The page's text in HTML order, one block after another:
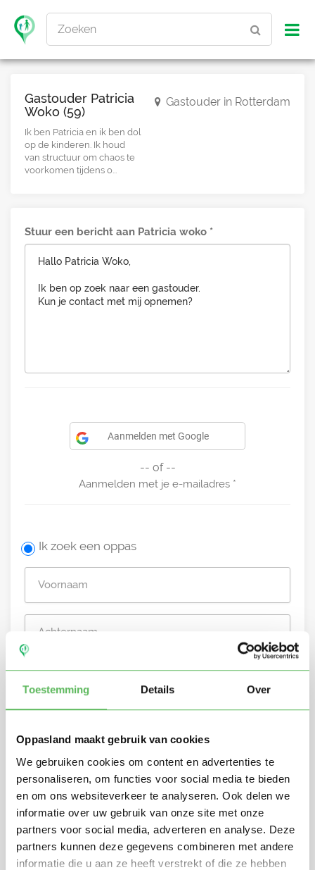
Toestemming Details Over
Oppasland maakt gebruik van cookies
We gebruiken cookies om content en advertenties te
personaliseren, om functies voor social media te bieden
en om ons websiteverkeer te analyseren. Ook delen we
informatie over uw gebruik van onze site met onze
partners voor social media, adverteren en analyse. Deze
partners kunnen deze gegevens combineren met andere
informatie die u aan ze heeft verstrekt of die ze hebben
Zoeken
Gastouder Patricia
Woko (59)
Ik ben Patricia en ik ben dol
op de kinderen. Ik houd
van structuur om chaos te
voorkomen tijdens o...
Gastouder in Rotterdam
Stuur een bericht aan Patricia woko
Aanmelden met Google
-- of --
Aanmelden met je e-mailadres
Ik zoek een oppas
Stuur mij nieuwe profielen in mijn omgeving per
Door te registreren ga je akkoord met deAlgemene
voorwaardenvan Oppasland.